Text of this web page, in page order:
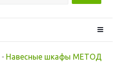
- Навесные шкафы МЕТОД